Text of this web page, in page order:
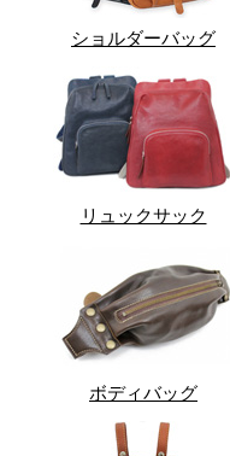
ショルダーバッグ
リュックサック
ボディバッグ